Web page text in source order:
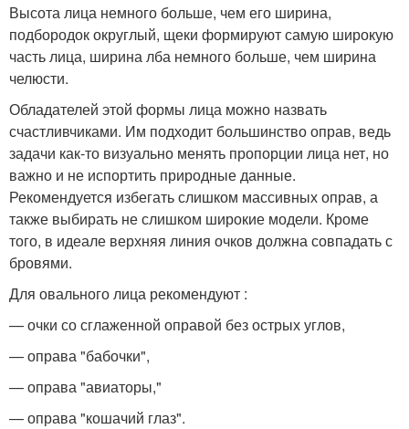
Высота лица немного больше, чем его ширина,
подбородок округлый, щеки формируют самую широкую
часть лица, ширина лба немного больше, чем ширина
челюсти.
Обладателей этой формы лица можно назвать
счастливчиками. Им подходит большинство оправ, ведь
задачи как-то визуально менять пропорции лица нет, но
важно и не испортить природные данные.
Рекомендуется избегать слишком массивных оправ, а
также выбирать не слишком широкие модели. Кроме
того, в идеале верхняя линия очков должна совпадать с
бровями.
Для овального лица рекомендуют :
— очки со сглаженной оправой без острых углов,
— оправа "бабочки",
— оправа "авиаторы,"
— оправа "кошачий глаз".